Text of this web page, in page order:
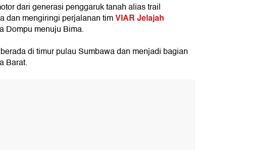
dari generasi penggaruk tanah alias trail
dan mengiringi perjalanan timVIAR Jelajah
Dompu menuju Bima.
di timur pulau Sumbawa dan menjadi bagian
Barat.